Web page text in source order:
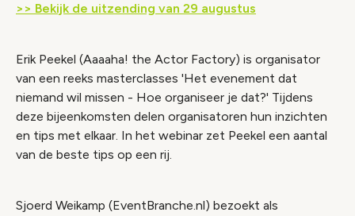
>> Bekijk de uitzending van 29 augustus
Erik Peekel (Aaaaha! the Actor Factory) is organisator
van een reeks masterclasses 'Het evenement dat
niemand wil missen - Hoe organiseer je dat?' Tijdens
deze bijeenkomsten delen organisatoren hun inzichten
en tips met elkaar. In het webinar zet Peekel een aantal
van de beste tips op een rij.
Sjoerd Weikamp (EventBranche.nl) bezoekt als